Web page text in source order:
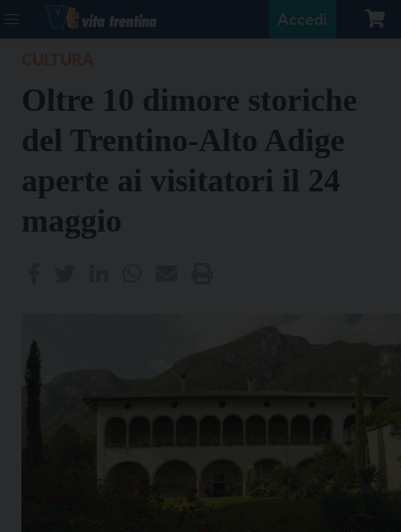
Accedi
Oltre 10 dimore storiche
del Trentino-Alto Adige
aperte ai visitatori il 24
maggio